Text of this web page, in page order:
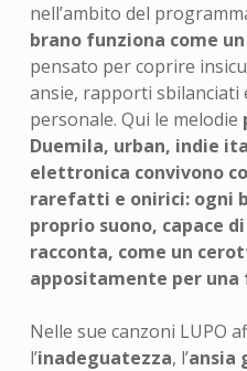
nell’ambito del
brano funziona come
pensato per coprire
ansie, rapporti sbilanciati
personale. Qui le melodie
Duemila, urban, indie
elettronica convivono
rarefatti e onirici: ogni
proprio suono, capace
racconta, come un
appositamente per
Nelle sue canzoni LUPO
l’inadeguatezza, l’ansia